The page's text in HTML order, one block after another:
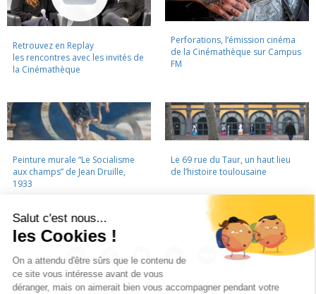
Retrouvez en Replay
les rencontres avec les invités de
la Cinémathèque
Perforations, l’émission cinéma
de la Cinémathèque sur Campus
FM
Peinture murale “Le Socialisme
aux champs” de Jean Druille,
1933
Le 69 rue du Taur, un haut lieu
de l’histoire toulousaine
LA CINÉMATHÈQUE · CONTACTS · LETTRE D'INFORMATION ·